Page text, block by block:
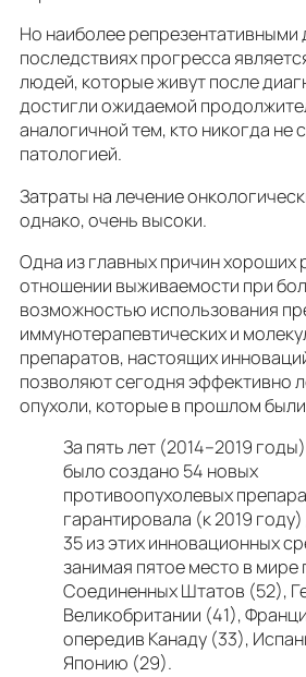
Но наиболее репрезентативными
последствиях прогресса
людей, которые живут после
достигли ожидаемой
аналогичной тем, кто никогда не
патологией.
Затраты на лечение
однако, очень высоки.
Одна из главных причин хороших
отношении выживаемости при
возможностью использования
иммунотерапевтических и
препаратов, настоящих
позволяют сегодня эффективно
опухоли, которые в прошлом
За пять лет (2014–2019
было создано 54 новых
противоопухолевых
гарантировала (к 2019
35 из этих инновационных
занимая пятое место в мире
Соединенных Штатов (52),
Великобритании (41),
опередив Канаду (33),
Японию (29).